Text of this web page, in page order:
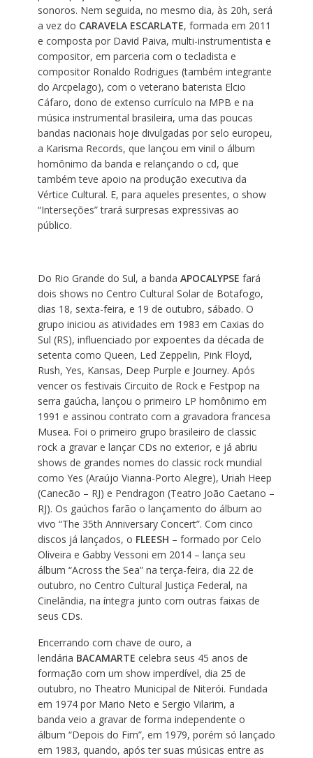
sonoros. Nem seguida, no mesmo dia, às 20h, será
a vez do CARAVELA ESCARLATE, formada em 2011
e composta por David Paiva, multi-instrumentista e
compositor, em parceria com o tecladista e
compositor Ronaldo Rodrigues (também integrante
do Arcpelago), com o veterano baterista Elcio
Cáfaro, dono de extenso currículo na MPB e na
música instrumental brasileira, uma das poucas
bandas nacionais hoje divulgadas por selo europeu,
a Karisma Records, que lançou em vinil o álbum
homônimo da banda e relançando o cd, que
também teve apoio na produção executiva da
Vértice Cultural. E, para aqueles presentes, o show
“Interseções” trará surpresas expressivas ao
público.
Do Rio Grande do Sul, a banda APOCALYPSE fará
dois shows no Centro Cultural Solar de Botafogo,
dias 18, sexta-feira, e 19 de outubro, sábado. O
grupo iniciou as atividades em 1983 em Caxias do
Sul (RS), influenciado por expoentes da década de
setenta como Queen, Led Zeppelin, Pink Floyd,
Rush, Yes, Kansas, Deep Purple e Journey. Após
vencer os festivais Circuito de Rock e Festpop na
serra gaúcha, lançou o primeiro LP homônimo em
1991 e assinou contrato com a gravadora francesa
Musea. Foi o primeiro grupo brasileiro de classic
rock a gravar e lançar CDs no exterior, e já abriu
shows de grandes nomes do classic rock mundial
como Yes (Araújo Vianna-Porto Alegre), Uriah Heep
(Canecão – RJ) e Pendragon (Teatro João Caetano –
RJ). Os gaúchos farão o lançamento do álbum ao
vivo “The 35th Anniversary Concert”. Com cinco
discos já lançados, o FLEESH – formado por Celo
Oliveira e Gabby Vessoni em 2014 – lança seu
álbum “Across the Sea” na terça-feira, dia 22 de
outubro, no Centro Cultural Justiça Federal, na
Cinelândia, na íntegra junto com outras faixas de
seus CDs.
Encerrando com chave de ouro, a
lendária BACAMARTE celebra seus 45 anos de
formação com um show imperdível, dia 25 de
outubro, no Theatro Municipal de Niterói. Fundada
em 1974 por Mario Neto e Sergio Vilarim, a
banda veio a gravar de forma independente o
álbum “Depois do Fim”, em 1979, porém só lançado
em 1983, quando, após ter suas músicas entre as